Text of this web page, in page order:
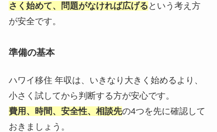
さく始めて、問題がなければ広げる という考え方
が安全です。
準備の基本
ハワイ移住 年収は、いきなり大きく始めるより、
小さく試してから判断する方が安心です。
費用、時間、安全性、相談先の4つを先に確認して
おきましょう。